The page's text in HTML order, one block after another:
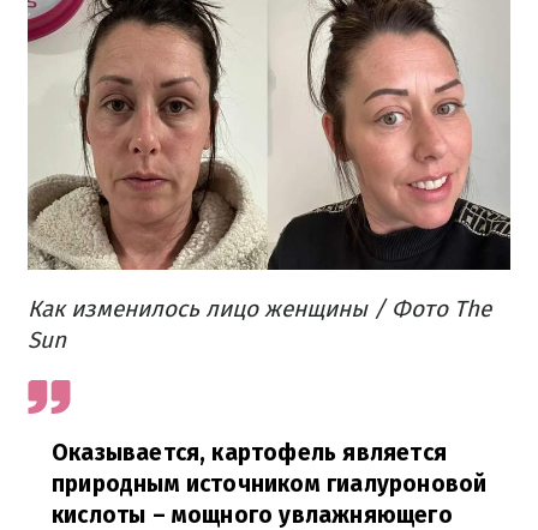
Как изменилось лицо женщины / Фото The
Sun
Оказывается, картофель является
природным источником гиалуроновой
кислоты – мощного увлажняющего